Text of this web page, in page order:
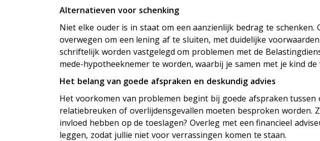
Alternatieven voor schenking
Niet elke ouder is in staat om een aanzienlijk bedrag te schenken.
overwegen om een lening af te sluiten, met duidelijke
schriftelijk worden vastgelegd om problemen met de
mede-hypotheeknemer te worden, waarbij je samen met je kind
Het belang van goede afspraken en deskundig advies
Het voorkomen van problemen begint bij goede afspraken tussen
relatiebreuken of overlijdensgevallen moeten besproken worden.
invloed hebben op de toeslagen? Overleg met een financieel
leggen, zodat jullie niet voor verrassingen komen te staan.